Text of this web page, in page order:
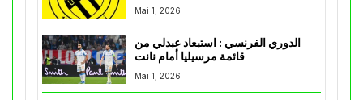
Mai 1, 2026
الدوري الفرنسي : استبعاد عبدلي من
قائمة مرسيليا أمام نانت
Mai 1, 2026